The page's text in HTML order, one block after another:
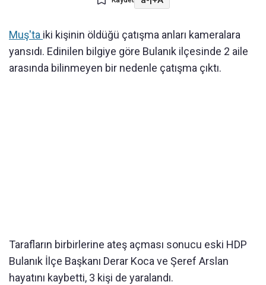
Muş'ta iki kişinin öldüğü çatışma anları kameralara
yansıdı. Edinilen bilgiye göre Bulanık ilçesinde 2 aile
arasında bilinmeyen bir nedenle çatışma çıktı.
Tarafların birbirlerine ateş açması sonucu eski HDP
Bulanık İlçe Başkanı Derar Koca ve Şeref Arslan
hayatını kaybetti, 3 kişi de yaralandı.